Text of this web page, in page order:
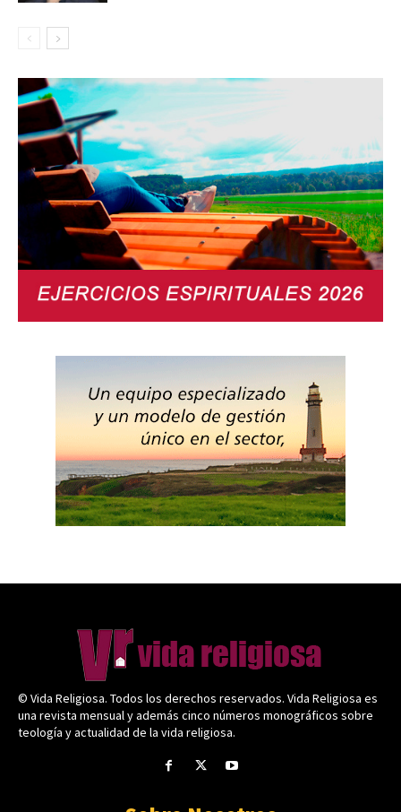
© Vida Religiosa. Todos los derechos reservados. Vida Religiosa es
una revista mensual y además cinco números monográficos sobre
teología y actualidad de la vida religiosa.